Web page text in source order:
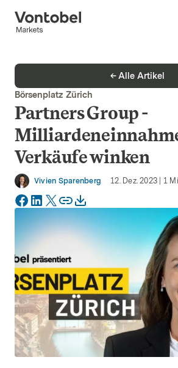
Alle Artikel
Börsenplatz Zürich
Partners Group -
Verkäufe winken
Vivien Sparenberg 12. Dez. 2023 1